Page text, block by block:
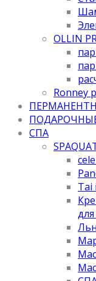
OLLIN
Ronney
СПА
Tai